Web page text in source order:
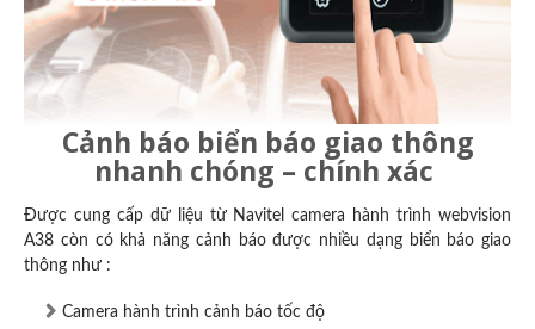
Cảnh báo biển báo giao thông
nhanh chóng – chính xác
Được cung cấp dữ liệu từ Navitel camera hành trình webvision
A38 còn có khả năng cảnh báo được nhiều dạng biển báo giao
thông như :
Camera hành trình cảnh báo tốc độ